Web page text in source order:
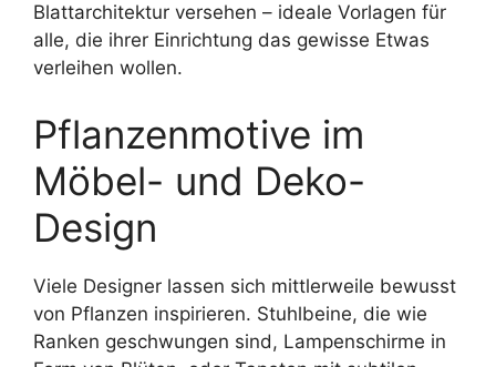
Blattarchitektur versehen – ideale Vorlagen für
alle, die ihrer Einrichtung das gewisse Etwas
verleihen wollen.
Pflanzenmotive im
Möbel- und Deko-
Design
Viele Designer lassen sich mittlerweile bewusst
von Pflanzen inspirieren. Stuhlbeine, die wie
Ranken geschwungen sind, Lampenschirme in